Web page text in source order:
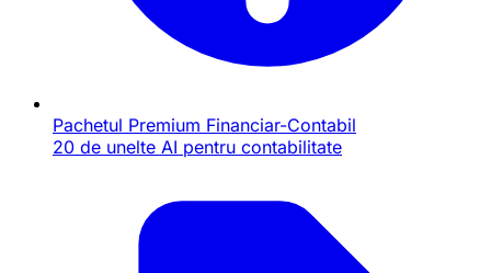
Pachetul Premium Financiar-Contabil
20 de unelte AI pentru contabilitate